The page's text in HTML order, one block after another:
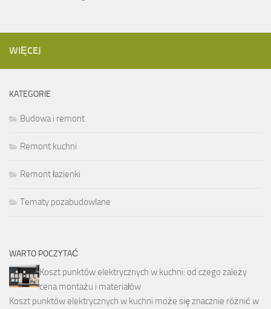
WIĘCEJ
KATEGORIE
Budowa i remont
Remont kuchni
Remont łazienki
Tematy pozabudowlane
WARTO POCZYTAĆ
Koszt punktów elektrycznych w kuchni: od czego zależy
cena montażu i materiałów
Koszt punktów elektrycznych w kuchni może się znacznie różnić w